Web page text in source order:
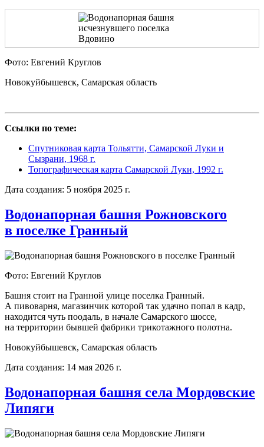
Фото: Евгений Круглов
Новокуйбышевск, Самарская область
Ссылки по теме:
Спутниковая карта Тольятти, Самарской Луки и
Сызрани, 1968 г.
Топографическая карта Самарской Луки, 1992 г.
Дата создания: 5 ноября 2025 г.
Водонапорная башня Рожновского
в поселке Гранный
Фото: Евгений Круглов
Башня стоит на Гранной улице поселка Гранный.
А пивоварня, магазинчик которой так удачно попал в кадр,
находится чуть поодаль, в начале Самарского шоссе,
на территории бывшей фабрики трикотажного полотна.
Новокуйбышевск, Самарская область
Дата создания: 14 мая 2026 г.
Водонапорная башня села Мордовские
Липяги